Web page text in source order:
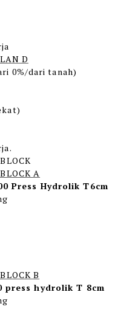
D
0%/dari tanah)
A
Press Hydrolik T6cm
B
press hydrolik T 8cm